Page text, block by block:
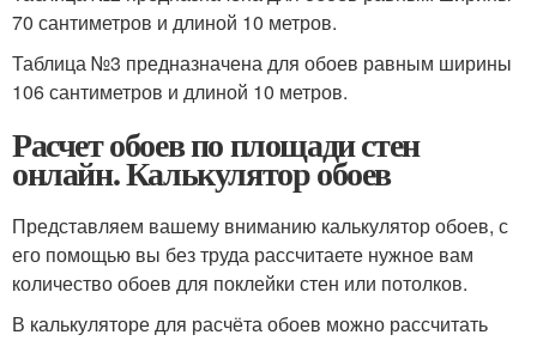
70 сантиметров и длиной 10 метров.
Таблица №3 предназначена для обоев равным ширины
106 сантиметров и длиной 10 метров.
Расчет обоев по площади стен
онлайн. Калькулятор обоев
Представляем вашему вниманию калькулятор обоев, с
его помощью вы без труда рассчитаете нужное вам
количество обоев для поклейки стен или потолков.
В калькуляторе для расчёта обоев можно рассчитать